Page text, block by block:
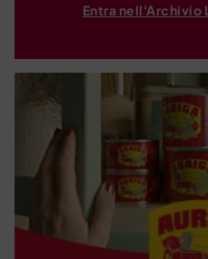
Entra nell'Archivio